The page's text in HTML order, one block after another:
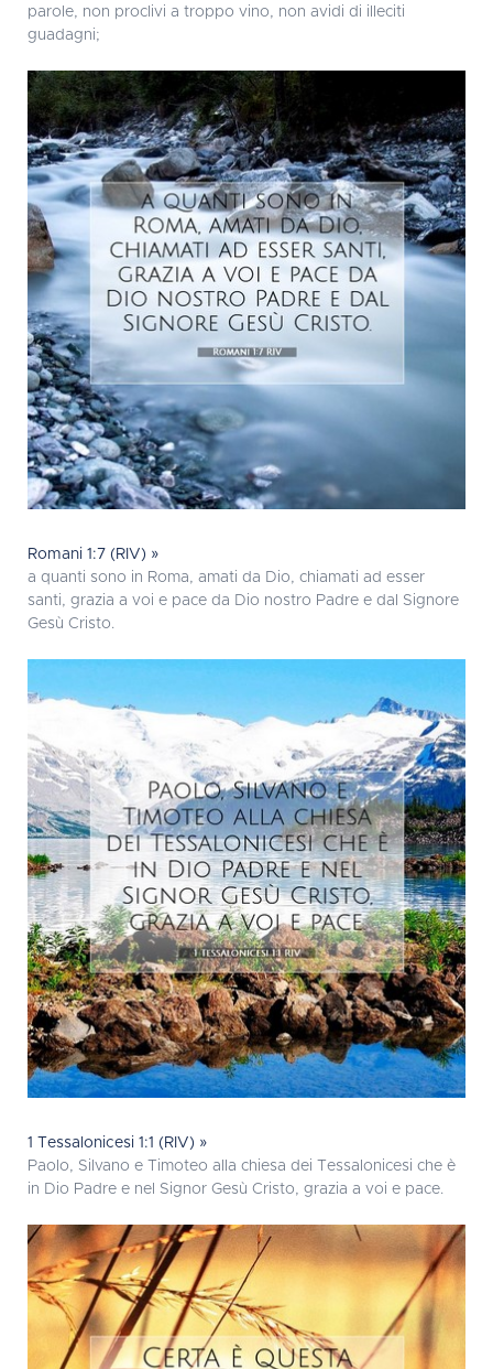
parole, non proclivi a troppo vino, non avidi di illeciti
guadagni;
Romani 1:7 (RIV) »
a quanti sono in Roma, amati da Dio, chiamati ad esser
santi, grazia a voi e pace da Dio nostro Padre e dal Signore
Gesù Cristo.
1 Tessalonicesi 1:1 (RIV) »
Paolo, Silvano e Timoteo alla chiesa dei Tessalonicesi che è
in Dio Padre e nel Signor Gesù Cristo, grazia a voi e pace.